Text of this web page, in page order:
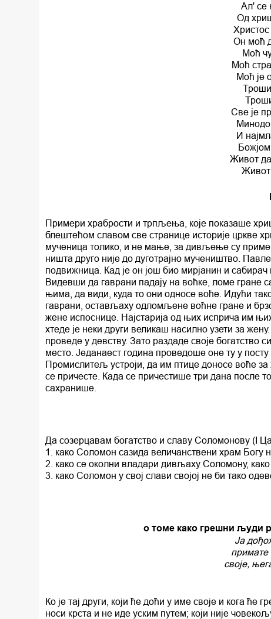
Ал' се
Од
Он моћ
Моћ
Моћ
Моћ је
Све је
И
Живот
Живот
Примери храбрости и трпљења, које показаше
блештећом славом све странице историје цркве
мученица толико, и не мање, за дивљење су
ништа друго није до дуготрајно мучеништво.
подвижница. Кад је он још био мирјанин и
Видевши да гаврани падају на воћке, ломе гране
њима, да види, куда то они односе воће. Идући
гаврани, остављаху одломљене воћне гране и
жене испоснице. Најстарија од њих исприча им
хтеде је неки други великаш насилно узети за
проведе у девству. Зато раздаде своје
место. Једанаест година проведоше оне ту у
Промислитељ устроји, да им птице доносе воће
се причесте. Када се причестише три дана после
сахранише.
Да созерцавам богатство и славу Соломонову (I
1. како Соломон сазида величанствени храм Богу
2. како се околни владари дивљаху Соломону,
3. како Соломон у свој слави својој не би тако
о томе како грешни људи
Ја
примате
своје,
Ко је тај други, који ће доћи у име своје и кога
носи крста и не иде уским путем; који није